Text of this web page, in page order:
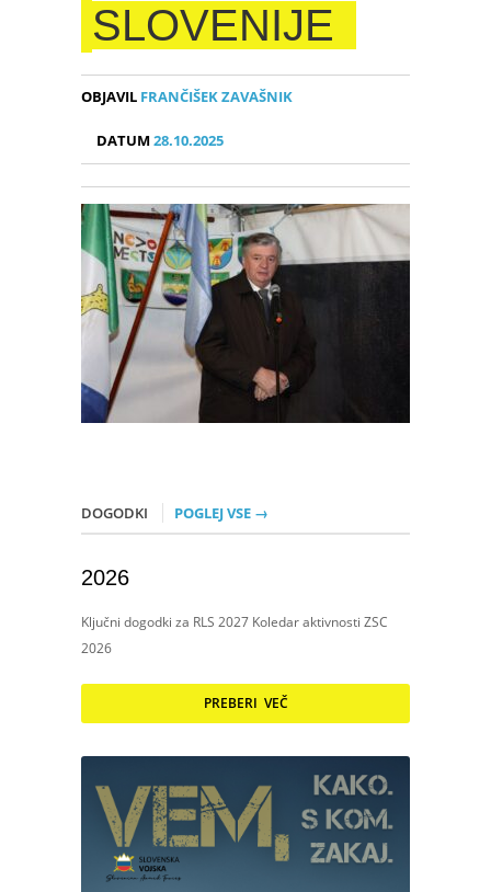
SLOVENIJE
OBJAVIL FRANČIŠEK ZAVAŠNIK
DATUM28.10.2025
DOGODKI POGLEJ VSE →
2026
Ključni dogodki za RLS 2027 Koledar aktivnosti ZSC
2026
PREBERI VEČ